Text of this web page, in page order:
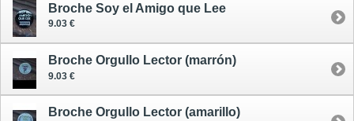
Broche Soy el Amigo que Lee
9.03 €
Broche Orgullo Lector (marrón)
9.03 €
Broche Orgullo Lector (amarillo)